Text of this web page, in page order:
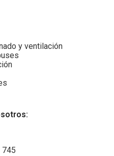
y ventilación
745